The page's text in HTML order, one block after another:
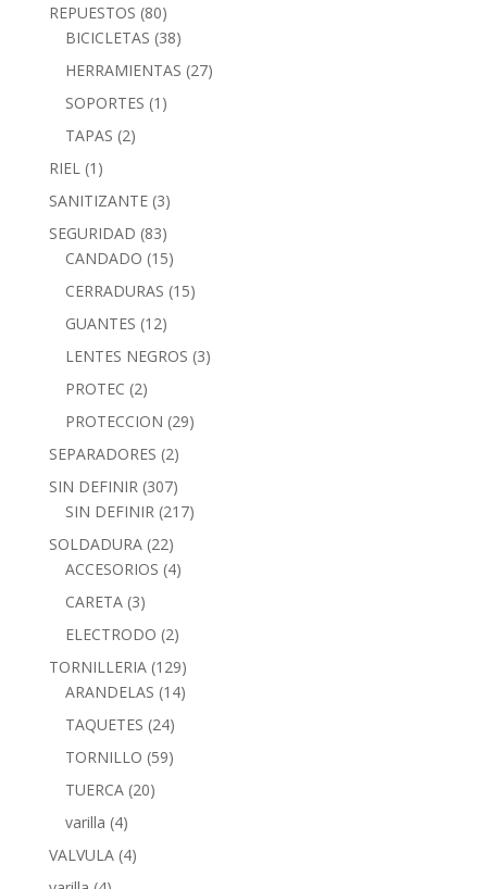
REPUESTOS (80)
BICICLETAS (38)
HERRAMIENTAS (27)
SOPORTES (1)
TAPAS (2)
RIEL (1)
SANITIZANTE (3)
SEGURIDAD (83)
CANDADO (15)
CERRADURAS (15)
GUANTES (12)
LENTES NEGROS (3)
PROTEC (2)
PROTECCION (29)
SEPARADORES (2)
SIN DEFINIR (307)
SIN DEFINIR (217)
SOLDADURA (22)
ACCESORIOS (4)
CARETA (3)
ELECTRODO (2)
TORNILLERIA (129)
ARANDELAS (14)
TAQUETES (24)
TORNILLO (59)
TUERCA (20)
varilla (4)
VALVULA (4)